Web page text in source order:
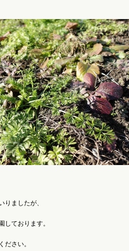
りましたが、
しております。
ださい。